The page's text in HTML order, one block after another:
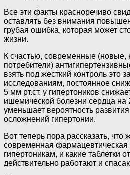
Все эти факты красноречиво
оставлять без внимания
грубая ошибка, которая может
жизни.
К счастью, современные (новые,
потребители)
взять под жесткий контроль это
исследованиям, постоянное
5 мм рт.ст. у гипертоников
ишемической болезни сердца на
уменьшает вероятность
осложнений гипертонии.
Вот теперь пора рассказать, что
современная
гипертоникам, и какие таблетки
действительно работают и